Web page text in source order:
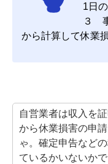
1日
３
から計算して休業
自営業者は収入を
から休業損害の申
ゃ。確定申告など
ているかいないか